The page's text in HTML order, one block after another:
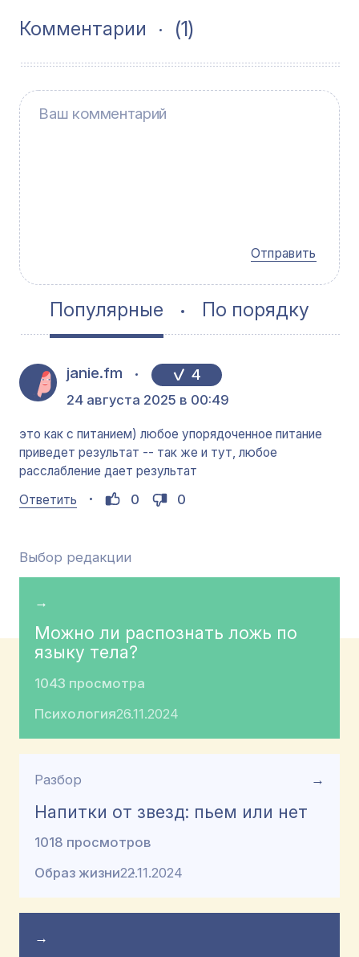
Комментарии (1)
Отправить
Популярные По порядку
janie.fm 4
24 августа 2025 в 00:49
это как с питанием) любое упорядоченное питание
приведет результат -- так же и тут, любое
расслабление дает результат
Ответить
0 0
Выбор редакции
→
Можно ли распознать ложь по
языку тела?
1043 просмотра
Психология26.11.2024
Разбор →
Напитки от звезд: пьем или нет
1018 просмотров
Образ жизни22.11.2024
→